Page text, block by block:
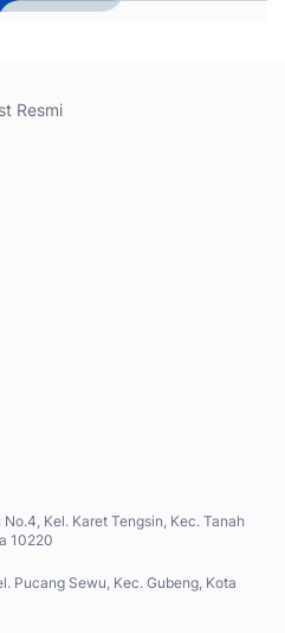
Resmi
Kel. Karet Tengsin, Kec. Tanah
10220
Pucang Sewu, Kec. Gubeng, Kota